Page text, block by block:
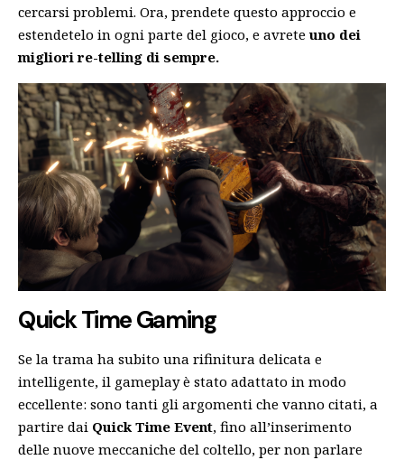
cercarsi problemi. Ora, prendete questo approccio e
estendetelo in ogni parte del gioco, e avrete uno dei
migliori re-telling di sempre.
Quick Time Gaming
Se la trama ha subito una rifinitura delicata e
intelligente, il gameplay è stato adattato in modo
eccellente: sono tanti gli argomenti che vanno citati, a
partire dai Quick Time Event, fino all’inserimento
delle nuove meccaniche del coltello, per non parlare